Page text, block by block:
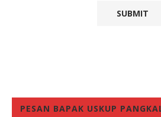
PESAN BAPAK USKUP